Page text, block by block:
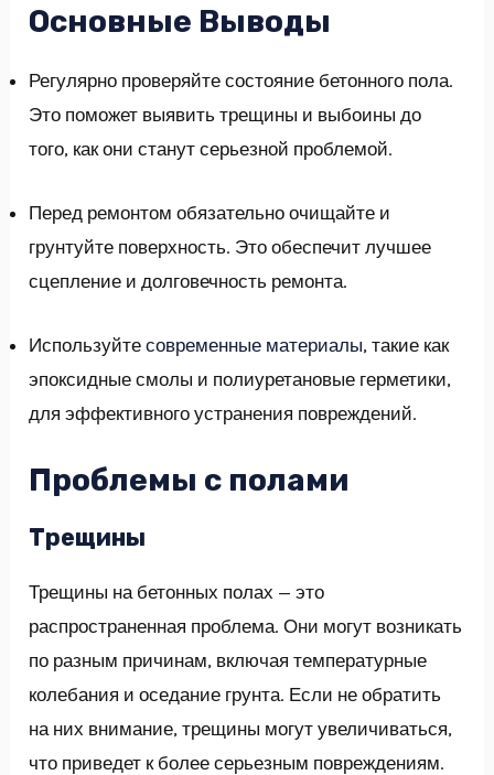
Основные Выводы
Регулярно проверяйте состояние бетонного пола.
Это поможет выявить трещины и выбоины до
того, как они станут серьезной проблемой.
Перед ремонтом обязательно очищайте и
грунтуйте поверхность. Это обеспечит лучшее
сцепление и долговечность ремонта.
Используйтесовременные материалы, такие как
эпоксидные смолы и полиуретановые герметики,
для эффективного устранения повреждений.
Проблемы с полами
Трещины
Трещины на бетонных полах — это
распространенная проблема. Они могут возникать
по разным причинам, включая температурные
колебания и оседание грунта. Если не обратить
на них внимание, трещины могут увеличиваться,
что приведет к более серьезным повреждениям.